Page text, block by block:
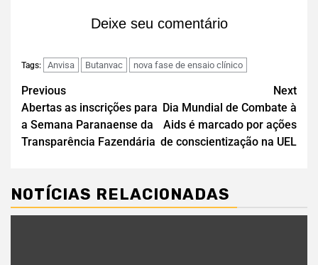
Deixe seu comentário
Tags: Anvisa Butanvac nova fase de ensaio clínico
Previous
Abertas as inscrições para
a Semana Paranaense da
Transparência Fazendária
Next
Dia Mundial de Combate à
Aids é marcado por ações
de conscientização na UEL
NOTÍCIAS RELACIONADAS